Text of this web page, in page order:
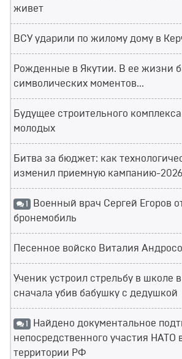
живет
ВСУ ударили по жилому дому в
Рожденные в Якутии. В ее жизни
символических моментов...
Будущее строительного
молодых
Битва за бюджет: как
изменил приемную кампанию-2026
1 Военный врач Сергей Егоров
бронемобиль
Песенное войско Виталия
Ученик устроил стрельбу в школе
сначала убив бабушку с дедушкой
1 Найдено документальное
непосредственного участия НАТО
территории РФ